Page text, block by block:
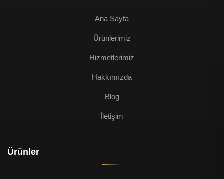
Ana Sayfa
Ürünlerimiz
Hizmetlerimiz
Hakkımızda
Blog
İletişim
Ürünler